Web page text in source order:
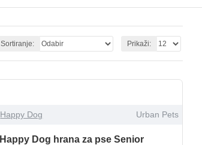
Sortiranje: Prikaži:
Happy Dog Urban Pets
Happy Dog hrana za pse Senior